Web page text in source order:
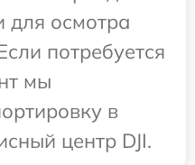
для осмотра
потребуется
мы
в
центр DJI.